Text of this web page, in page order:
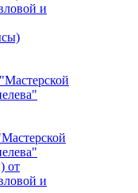
и
от
и